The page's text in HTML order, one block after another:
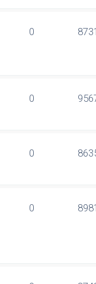
0 8731
0
0
0 8981